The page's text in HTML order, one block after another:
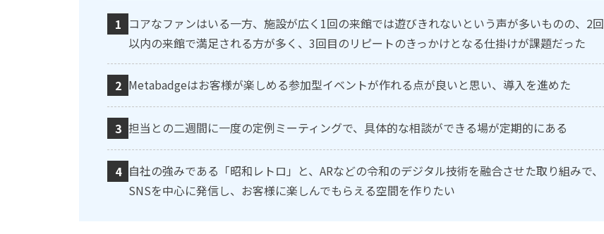
コアなファンはいる一方、施設が広く1回の来館では遊びきれないという声が多いものの、2回
以内の来館で満足される方が多く、3回目のリピートのきっかけとなる仕掛けが課題だった
Metabadgeはお客様が楽しめる参加型イベントが作れる点が良いと思い、導入を進めた
担当との二週間に一度の定例ミーティングで、具体的な相談ができる場が定期的にある
自社の強みである「昭和レトロ」と、ARなどの令和のデジタル技術を融合させた取り組みで、
SNSを中心に発信し、お客様に楽しんでもらえる空間を作りたい